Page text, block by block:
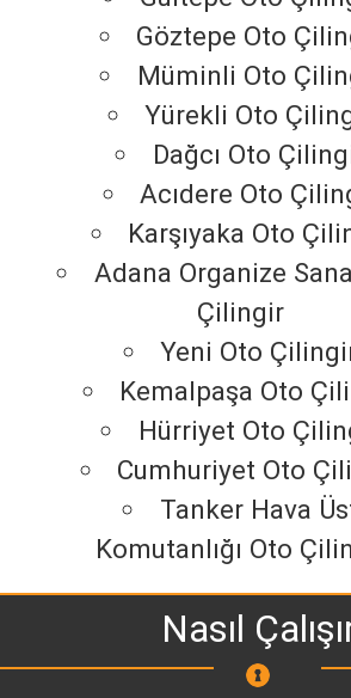
Göztepe Oto
Müminli Oto
Yürekli Oto
Dağcı Oto
Acıdere Oto
Karşıyaka Oto
Adana Organize
Çilingir
Yeni Oto
Kemalpaşa Oto
Hürriyet Oto
Cumhuriyet Oto
Tanker Hava
Komutanlığı Oto
Nasıl